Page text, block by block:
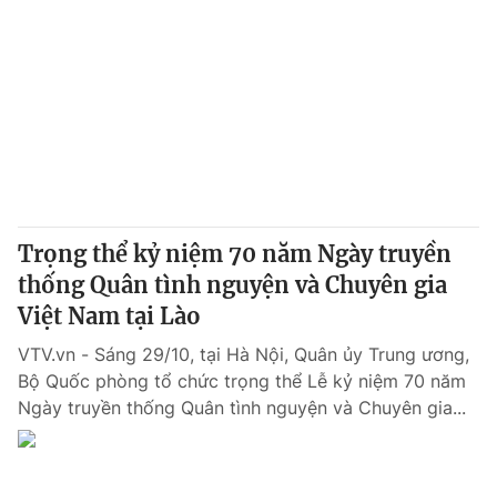
Trọng thể kỷ niệm 70 năm Ngày truyền
thống Quân tình nguyện và Chuyên gia
Việt Nam tại Lào
VTV.vn - Sáng 29/10, tại Hà Nội, Quân ủy Trung ương,
Bộ Quốc phòng tổ chức trọng thể Lễ kỷ niệm 70 năm
Ngày truyền thống Quân tình nguyện và Chuyên gia...